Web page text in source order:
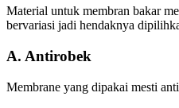
Material untuk membran bakar
bervariasi jadi hendaknya
A. Antirobek
Membrane yang dipakai mesti